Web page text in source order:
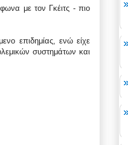
με τον Γκέιτς - πιο
επιδημίας, ενώ είχε
συστημάτων και